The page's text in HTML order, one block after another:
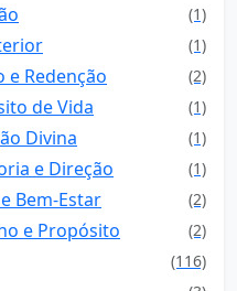
(1)
(1)
e Redenção (2)
de Vida (1)
Divina (1)
e Direção (1)
Bem-Estar (2)
e Propósito (2)
(116)